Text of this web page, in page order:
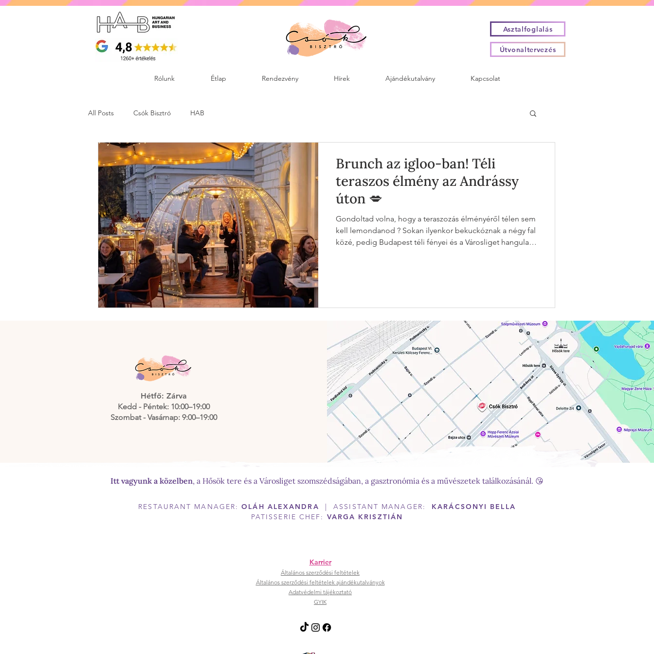
Asztalfoglalás
Útvonaltervezés
Rólunk Étlap Rendezvény Hírek Ajándékutalvány Kapcsolat
All Posts Csók Bisztró HAB
Brunch az igloo-ban! Téli
teraszos élmény az Andrássy
úton 💋
Gondoltad volna, hogy a teraszozás élményéről télen sem
kell lemondanod ? Sokan ilyenkor bekuckóznak a négy fal
közé, pedig Budapest téli fényei és a Városliget hangulata
Hétfő: Zárva
Kedd - Péntek: 10:00–19:00
Szombat - Vasárnap: 9:00–19:00
Itt vagyunk a közelben, a Hősök tere és a Városliget szomszédságában, a gasztronómia és a művészetek találkozásánál. 😘
RESTAURANT MANAGER:OLÁH ALEXANDRA | ASSISTANT MANAGER: KARÁCSONYI BELLA
PATISSERIE CHEF: VARGA KRISZTIÁN
Karrier
Általános szerződési feltételek
Általános szerződési feltételek ajándékutalványok
Adatvédelmi tájékoztató
GYIK